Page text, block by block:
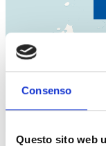
Consenso
Questo sito web